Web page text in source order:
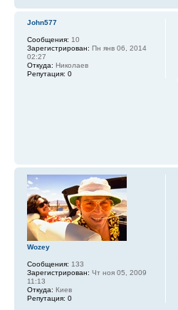
John577
Сообщения: 10
Зарегистрирован: Пн янв 06, 2014
02:27
Откуда: Николаев
Репутация: 0
Wozey
Сообщения: 133
Зарегистрирован: Чт ноя 05, 2009
11:13
Откуда: Киев
Репутация: 0